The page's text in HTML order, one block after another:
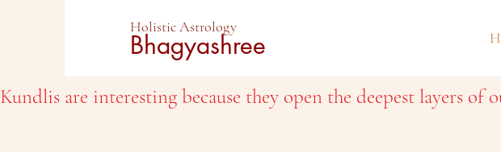
Holistic Astrology
Bhagyashree
Kundlis are interesting because they open the deepest layers of